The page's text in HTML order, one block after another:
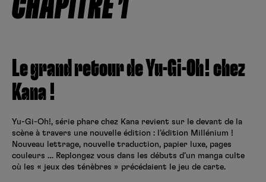
CHAPITRE 1
Le grand retour de Yu-Gi-Oh! chez
Kana !
Yu-Gi-Oh!, série phare chez Kana revient sur le devant de la
scène à travers une nouvelle édition : l’édition Millénium !
Nouveau lettrage, nouvelle traduction, papier luxe, pages
couleurs … Replongez vous dans les débuts d’un manga culte
où les « jeux des ténèbres » précédaient le jeu de carte.
Hunter x Hunter
Black Butler